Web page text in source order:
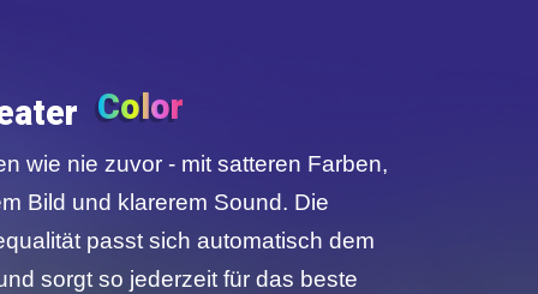
Lighting
HDR
Audio
wie nie zuvor - mit satteren Farben,
Bild und klarerem Sound. Die
passt sich automatisch dem
sorgt so jederzeit für das beste